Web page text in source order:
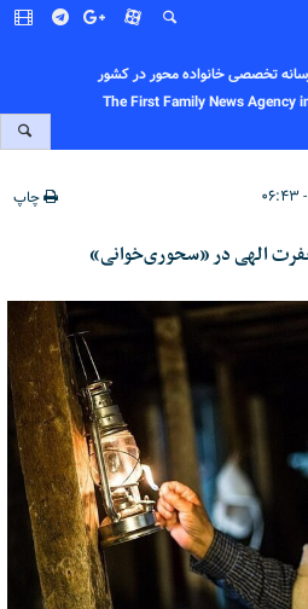
تخصصی خانواده محور در کشور
The First Family News Agency
چاپ
الهی در «سحوری‌خوانی»